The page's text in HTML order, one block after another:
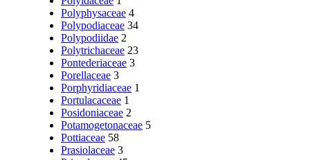
Polyphysaceae 4
Polypodiaceae 34
Polypodiidae 2
Polytrichaceae 23
Pontederiaceae 3
Porellaceae 3
Porphyridiaceae 1
Portulacaceae 1
Posidoniaceae 2
Potamogetonaceae 5
Pottiaceae 58
Prasiolaceae 3